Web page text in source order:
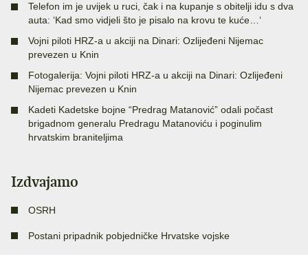
Telefon im je uvijek u ruci, čak i na kupanje s obitelji idu s dva
auta: ‘Kad smo vidjeli što je pisalo na krovu te kuće…‘
Vojni piloti HRZ-a u akciji na Dinari: Ozlijeđeni Nijemac
prevezen u Knin
Fotogalerija: Vojni piloti HRZ-a u akciji na Dinari: Ozlijeđeni
Nijemac prevezen u Knin
Kadeti Kadetske bojne “Predrag Matanović” odali počast
brigadnom generalu Predragu Matanoviću i poginulim
hrvatskim braniteljima
Izdvajamo
OSRH
Postani pripadnik pobjedničke Hrvatske vojske